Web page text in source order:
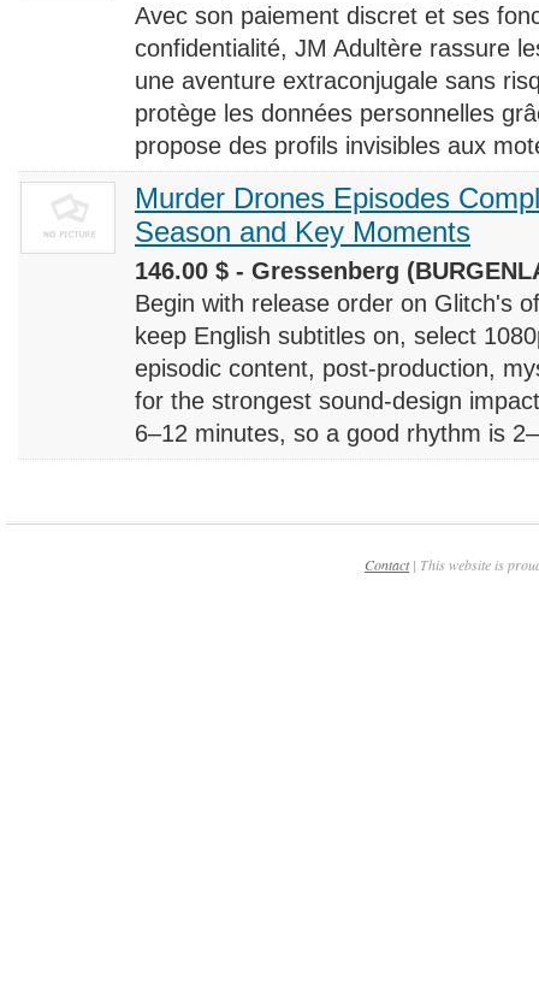
Avec son paiement discret et ses
confidentialité, JM Adultère rassure
une aventure extraconjugale sans
protège les données personnelles
propose des profils invisibles aux
Murder Drones Episodes
Season and Key Moments
146.00 $ - Gressenberg
Begin with release order on Glitch's
keep English subtitles on, select
episodic content, post-production,
for the strongest sound-design
6–12 minutes, so a good rhythm is
Contact| This website is